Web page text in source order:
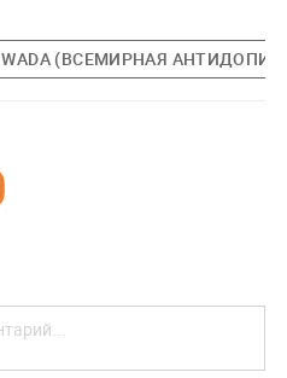
WADA (ВСЕМИРНАЯ